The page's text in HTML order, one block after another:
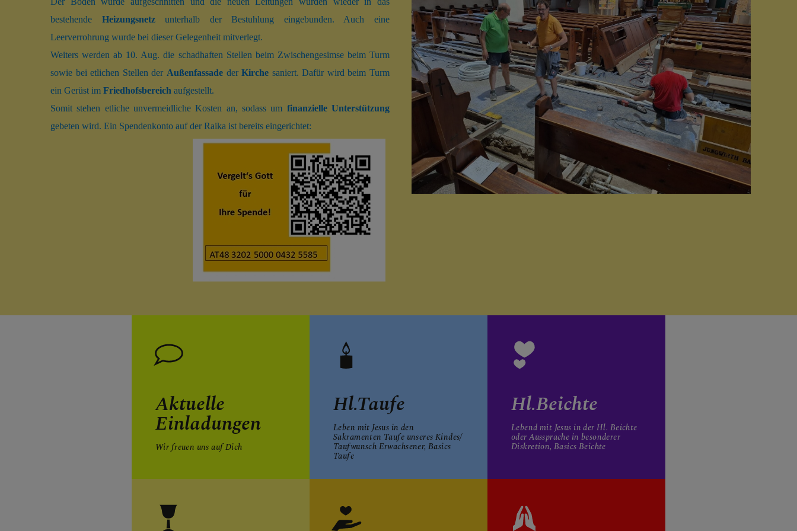
im Terrazzoboden zwischen den Stuhlbereichen auf Kunststoffleitungen ausgetauscht.
Der Boden wurde aufgeschnitten und die neuen Leitungen wurden wieder in das
bestehendeHeizungsnetzunterhalb der Bestuhlung eingebunden. Auch eine
Leerverrohrung wurde bei dieser Gelegenheit mitverlegt.
Weiters werden ab 10. Aug. die schadhaften Stellen beim Zwischengesimse beim Turm
sowie bei etlichen Stellen derAußenfassade der Kirche saniert. Dafür wird beim Turm
ein Gerüst im Friedhofsbereichaufgestellt.
Somit stehen etliche unvermeidliche Kosten an, sodass umfinanzielle Unterstützung
gebeten wird. Ein Spendenkonto auf der Raika ist bereits eingerichtet:
Aktuelle
Einladungen
Wir freuen uns auf Dich
Hl.Taufe
Leben mit Jesus in den
Taufwunsch Erwachsener, Basics
Hl.Beichte
Diskretion, Basics Beichte